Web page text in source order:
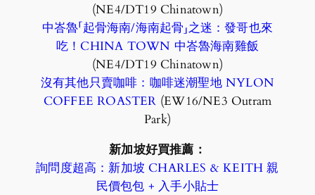
(NE4/DT19 Chinatown)
中峇魯「起骨海南/海南起骨」之迷：發哥也來
吃！CHINA TOWN 中峇魯海南雞飯
(NE4/DT19 Chinatown)
沒有其他只賣咖啡：咖啡迷潮聖地 NYLON
COFFEE ROASTER (EW16/NE3 Outram
Park)
新加坡好買推薦：
詢問度超高：新加坡 CHARLES & KEITH 親
民價包包 + 入手小貼士